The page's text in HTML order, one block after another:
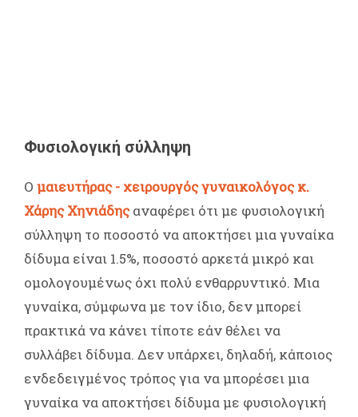
Φυσιολογική σύλληψη
Ο μαιευτήρας - χειρουργός γυναικολόγος κ.
Χάρης Χηνιάδης αναφέρει ότι με φυσιολογική
σύλληψη το ποσοστό να αποκτήσει μια γυναίκα
δίδυμα είναι 1.5%, ποσοστό αρκετά μικρό και
ομολογουμένως όχι πολύ ενθαρρυντικό. Μια
γυναίκα, σύμφωνα με τον ίδιο, δεν μπορεί
πρακτικά να κάνει τίποτε εάν θέλει να
συλλάβει δίδυμα. Δεν υπάρχει, δηλαδή, κάποιος
ενδεδειγμένος τρόπος για να μπορέσει μια
γυναίκα να αποκτήσει δίδυμα με φυσιολογική